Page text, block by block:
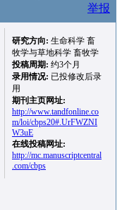
举报
研究方向: 生命科学 畜
牧学与草地科学 畜牧学
投稿周期: 约3个月
录用情况: 已投修改后录
用
期刊主页网址:
http://www.tandfonline.co
m/loi/cbps20#.UrFWZNI
W3uE
在线投稿网址:
http://mc.manuscriptcentral
.com/cbps